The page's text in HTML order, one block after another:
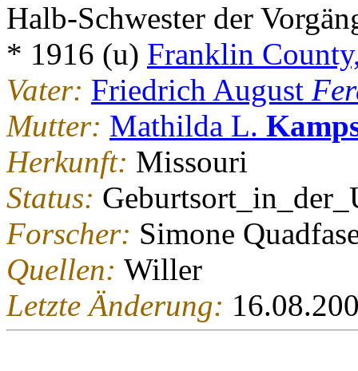
Halb-Schwester der
* 1916 (u) Franklin
Vater: Friedrich August
Mutter: Mathilda L.
Herkunft: Missouri
Status:
Forscher: Simone
Quellen: Willer
Letzte Änderung: